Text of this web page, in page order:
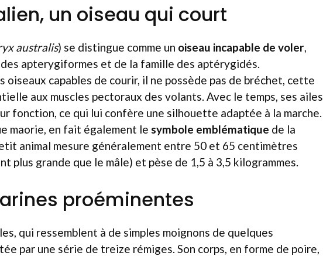
un oiseau qui court
australis) se distingue comme un oiseau incapable de voler
apterygiformes et de la famille des aptérygidés.
oiseaux capables de courir, il ne possède pas de bréchet, cette
aux muscles pectoraux des volants. Avec le temps, ses ailes
fonction, ce qui lui confère une silhouette adaptée à la marche.
maorie, en fait également le symbole emblématique de la
animal mesure généralement entre 50 et 65 centimètres
plus grande que le mâle) et pèse de 1,5 à 3,5 kilogrammes.
proéminentes
qui ressemblent à de simples moignons de quelques
par une série de treize rémiges. Son corps, en forme de poire,